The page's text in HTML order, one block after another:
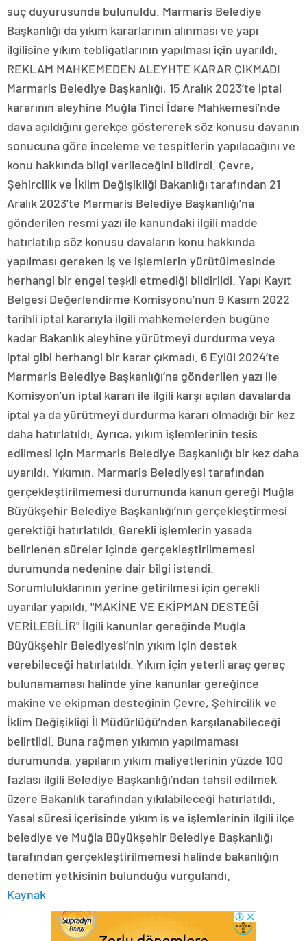
suç duyurusunda bulunuldu. Marmaris Belediye
Başkanlığı da yıkım kararlarının alınması ve yapı
ilgilisine yıkım tebligatlarının yapılması için uyarıldı.
REKLAM MAHKEMEDEN ALEYHTE KARAR ÇIKMADI
Marmaris Belediye Başkanlığı, 15 Aralık 2023’te iptal
kararının aleyhine Muğla 1’inci İdare Mahkemesi’nde
dava açıldığını gerekçe göstererek söz konusu davanın
sonucuna göre inceleme ve tespitlerin yapılacağını ve
konu hakkında bilgi verileceğini bildirdi. Çevre,
Şehircilik ve İklim Değişikliği Bakanlığı tarafından 21
Aralık 2023’te Marmaris Belediye Başkanlığı’na
gönderilen resmi yazı ile kanundaki ilgili madde
hatırlatılıp söz konusu davaların konu hakkında
yapılması gereken iş ve işlemlerin yürütülmesinde
herhangi bir engel teşkil etmediği bildirildi. Yapı Kayıt
Belgesi Değerlendirme Komisyonu’nun 9 Kasım 2022
tarihli iptal kararıyla ilgili mahkemelerden bugüne
kadar Bakanlık aleyhine yürütmeyi durdurma veya
iptal gibi herhangi bir karar çıkmadı. 6 Eylül 2024’te
Marmaris Belediye Başkanlığı’na gönderilen yazı ile
Komisyon’un iptal kararı ile ilgili karşı açılan davalarda
iptal ya da yürütmeyi durdurma kararı olmadığı bir kez
daha hatırlatıldı. Ayrıca, yıkım işlemlerinin tesis
edilmesi için Marmaris Belediye Başkanlığı bir kez daha
uyarıldı. Yıkımın, Marmaris Belediyesi tarafından
gerçekleştirilmemesi durumunda kanun gereği Muğla
Büyükşehir Belediye Başkanlığı’nın gerçekleştirmesi
gerektiği hatırlatıldı. Gerekli işlemlerin yasada
belirlenen süreler içinde gerçekleştirilmemesi
durumunda nedenine dair bilgi istendi.
Sorumluluklarının yerine getirilmesi için gerekli
uyarılar yapıldı. "MAKİNE VE EKİPMAN DESTEĞİ
VERİLEBİLİR" İlgili kanunlar gereğinde Muğla
Büyükşehir Belediyesi’nin yıkım için destek
verebileceği hatırlatıldı. Yıkım için yeterli araç gereç
bulunamaması halinde yine kanunlar gereğince
makine ve ekipman desteğinin Çevre, Şehircilik ve
İklim Değişikliği İl Müdürlüğü’nden karşılanabileceği
belirtildi. Buna rağmen yıkımın yapılmaması
durumunda, yapıların yıkım maliyetlerinin yüzde 100
fazlası ilgili Belediye Başkanlığı’ndan tahsil edilmek
üzere Bakanlık tarafından yıkılabileceği hatırlatıldı.
Yasal süresi içerisinde yıkım iş ve işlemlerinin ilgili ilçe
belediye ve Muğla Büyükşehir Belediye Başkanlığı
tarafından gerçekleştirilmemesi halinde bakanlığın
denetim yetkisinin bulunduğu vurgulandı.
Kaynak